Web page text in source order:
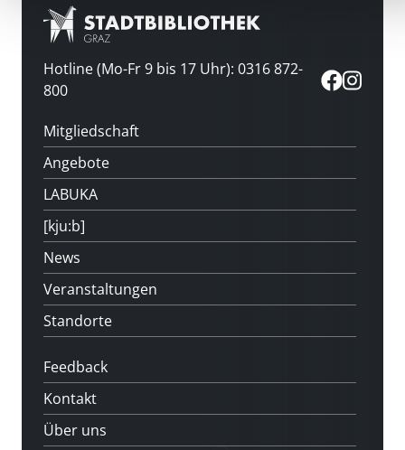
Hotline (Mo-Fr 9 bis 17 Uhr): 0316 872-
800
Mitgliedschaft
Angebote
LABUKA
[kju:b]
News
Veranstaltungen
Standorte
Feedback
Kontakt
Über uns